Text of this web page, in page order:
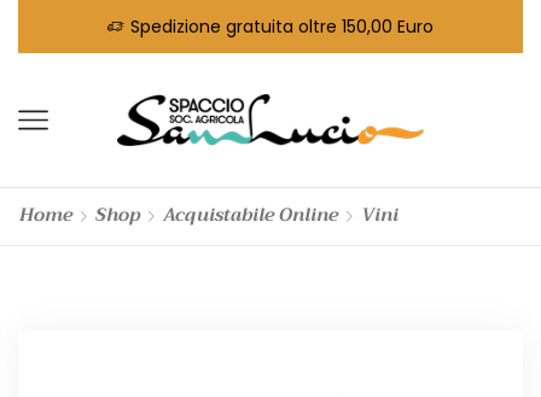
Spedizione gratuita oltre 150,00 Euro
Home Shop Acquistabile Online Vini